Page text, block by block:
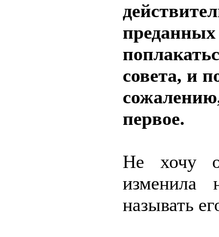
преданных
совета, и
первое.
Не хочу
называть